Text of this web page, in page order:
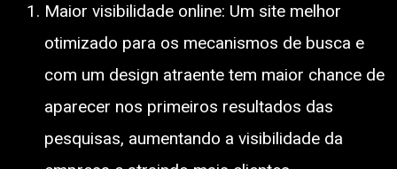
Maior visibilidade online: Um site melhor
otimizado para os mecanismos de busca e
com um design atraente tem maior chance de
aparecer nos primeiros resultados das
pesquisas, aumentando a visibilidade da